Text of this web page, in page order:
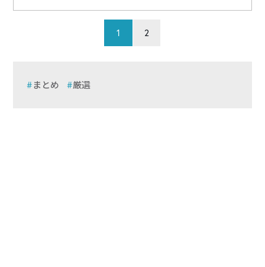
1 2
まとめ 厳選